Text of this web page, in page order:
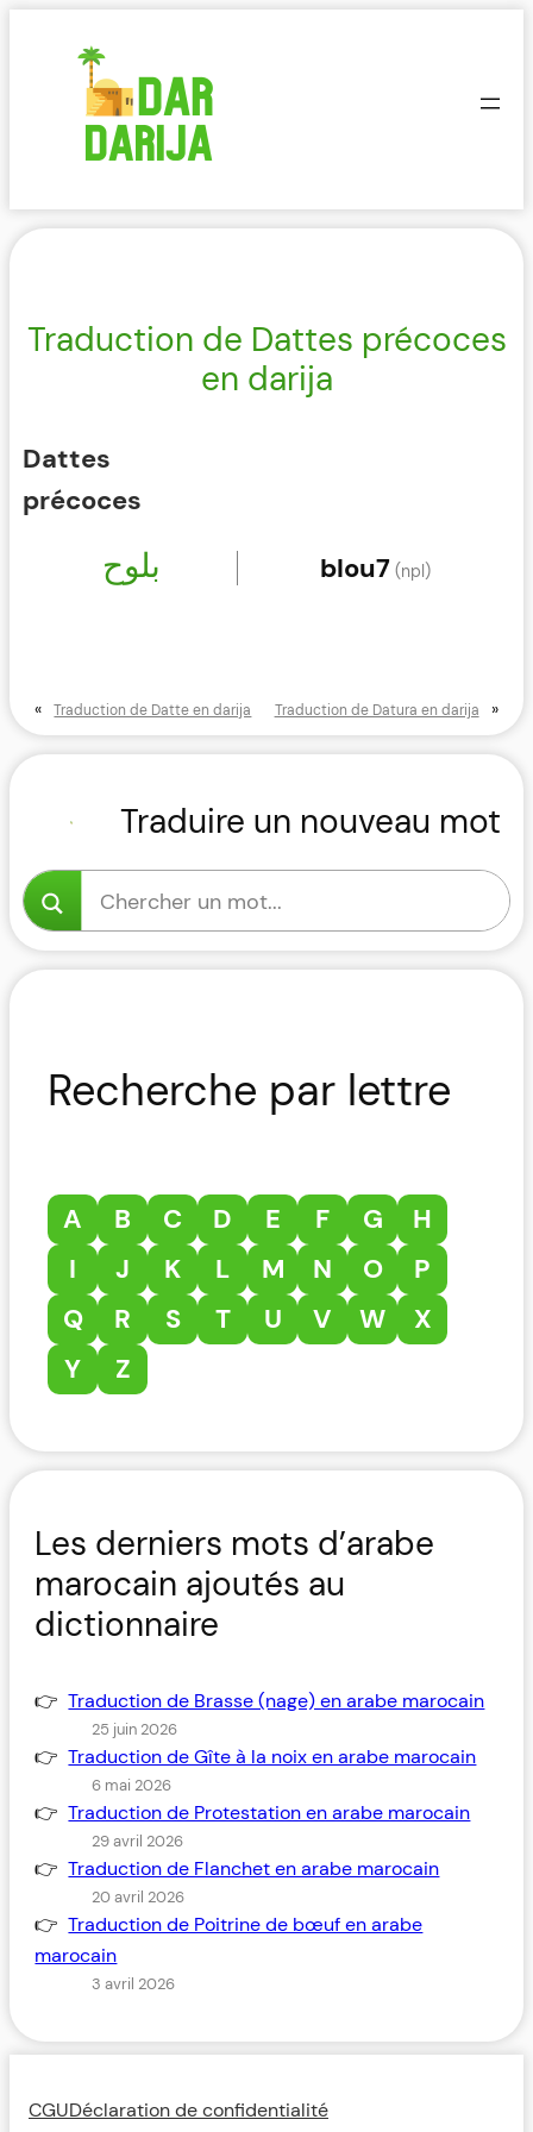
Traduction de Dattes précoces
en darija
Dattes
précoces
بلوح blou7 (npl)
« Traduction de Datte en darija Traduction de Datura en darija »
Traduire un nouveau mot
Recherche par lettre
A B C D E F G
H
I
J K L M N O
P
Q
R S T U V W
X
Y
Z
Les derniers mots d’arabe
marocain ajoutés au
dictionnaire
Traduction de Brasse (nage) en arabe marocain
25 juin 2026
Traduction de Gîte à la noix en arabe marocain
6 mai 2026
Traduction de Protestation en arabe marocain
29 avril 2026
Traduction de Flanchet en arabe marocain
20 avril 2026
Traduction de Poitrine de bœuf en arabe
marocain
3 avril 2026
CGUDéclaration de confidentialité